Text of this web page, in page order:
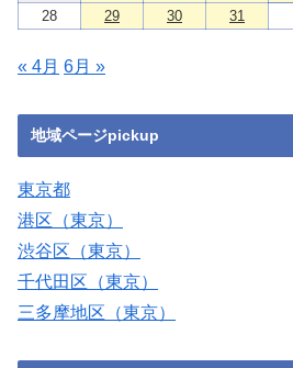
28
29 30 31
« 4月 6月 »
地域ページpickup
東京都
港区（東京）
渋谷区（東京）
千代田区（東京）
三多摩地区（東京）